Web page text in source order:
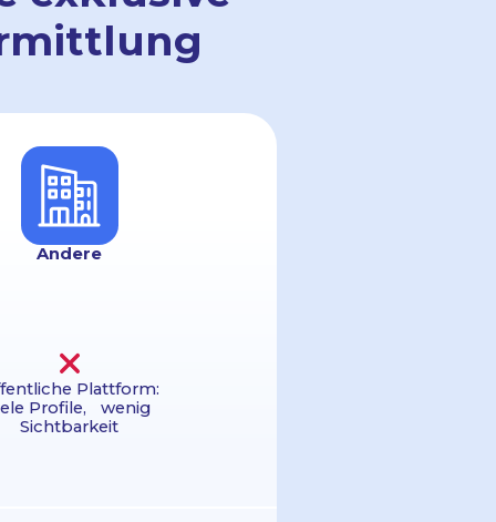
Andere
Plattform:
Profile, wenig
Sichtbarkeit